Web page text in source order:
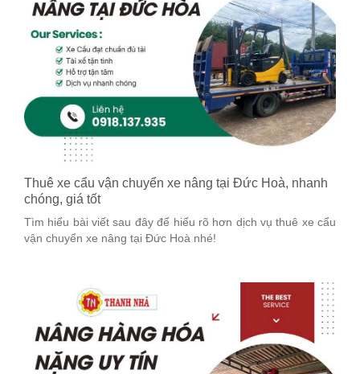
Thuê xe cẩu vận chuyển xe nâng tại Đức Hoà, nhanh
chóng, giá tốt
Tìm hiểu bài viết sau đây để hiểu rõ hơn dịch vụ thuê xe cẩu
vận chuyển xe nâng tại Đức Hoà nhé!